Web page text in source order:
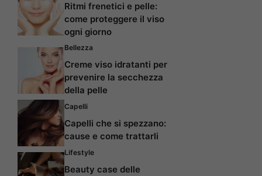
Ritmi frenetici e pelle:
come proteggere il viso
ogni giorno
Bellezza
Creme viso idratanti per
prevenire la secchezza
della pelle
Capelli
Capelli che si spezzano:
cause e come trattarli
Lifestyle
Beauty case delle